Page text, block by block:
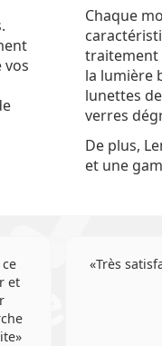
vos
Chaque
traitement
la lumière
lunettes
verres
De plus,
et une
et
Très